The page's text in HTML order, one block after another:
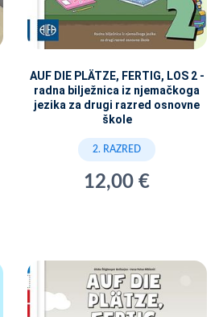
AUF DIE PLÄTZE, FERTIG, LOS 2 -
radna bilježnica iz njemačkoga
jezika za drugi razred osnovne
škole
2. RAZRED
12,00 €